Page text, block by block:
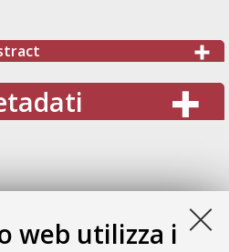
web utilizza i